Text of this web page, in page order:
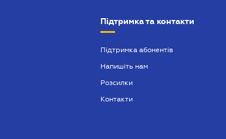
Підтримка та контакти
Підтримка абонентів
Напишіть нам
Розсилки
Контакти